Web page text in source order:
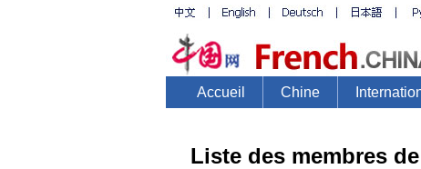
Liste des membres